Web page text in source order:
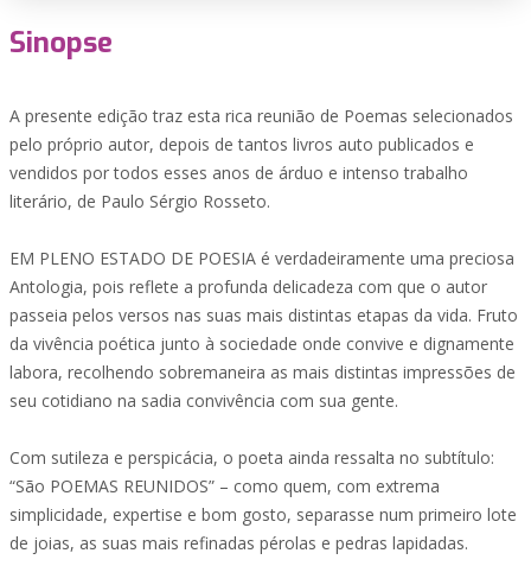
Sinopse
A presente edição traz esta rica reunião de Poemas selecionados
pelo próprio autor, depois de tantos livros auto publicados e
vendidos por todos esses anos de árduo e intenso trabalho
literário, de Paulo Sérgio Rosseto.
EM PLENO ESTADO DE POESIA é verdadeiramente uma preciosa
Antologia, pois reflete a profunda delicadeza com que o autor
passeia pelos versos nas suas mais distintas etapas da vida. Fruto
da vivência poética junto à sociedade onde convive e dignamente
labora, recolhendo sobremaneira as mais distintas impressões de
seu cotidiano na sadia convivência com sua gente.
Com sutileza e perspicácia, o poeta ainda ressalta no subtítulo:
“São POEMAS REUNIDOS” – como quem, com extrema
simplicidade, expertise e bom gosto, separasse num primeiro lote
de joias, as suas mais refinadas pérolas e pedras lapidadas.